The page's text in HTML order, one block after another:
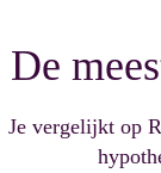
De
Je vergelijkt op